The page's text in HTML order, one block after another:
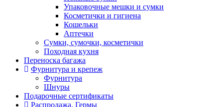
Упаковочные мешки и сумки
Косметички и гигиена
Кошельки
Аптечки
Сумки, сумочки, косметички
Походная кухня
Переноска багажа
Фурнитура и крепеж
Фурнитура
Шнуры
Подарочные сертификаты
Распродажа. Гермы